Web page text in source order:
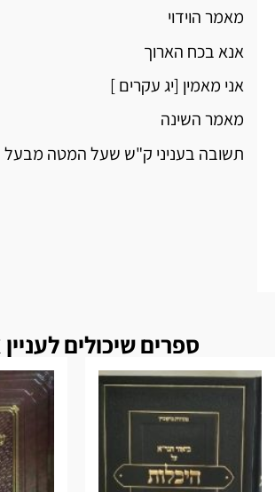
מאמר הוידוי
אנא בכח הארוך
אני מאמין [יג עקרים ]
מאמר השינה
תשובה בעניני ק"ש שעל המטה
ספרים שיכולים